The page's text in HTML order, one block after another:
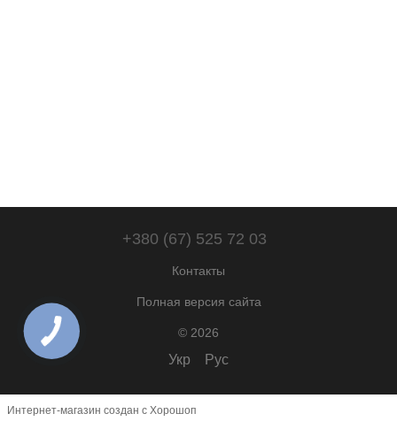
+380 (67) 525 72 03
Контакты
Полная версия сайта
© 2026
Укр Рус
Интернет-магазин создан с Хорошоп